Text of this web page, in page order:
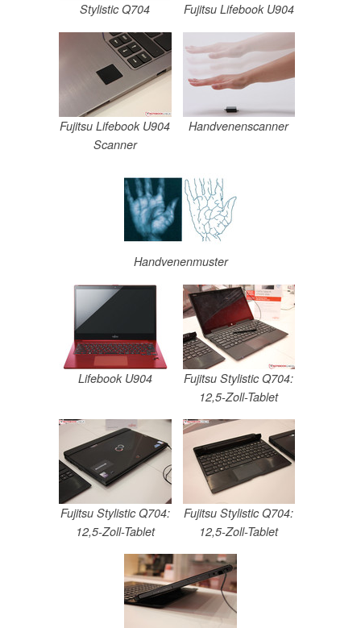
Stylistic Q704 Fujitsu Lifebook U904
Fujitsu Lifebook U904
Scanner
Handvenenscanner
Handvenenmuster
Lifebook U904
Fujitsu Stylistic Q704:
12,5-Zoll-Tablet
Fujitsu Stylistic Q704:
12,5-Zoll-Tablet
Fujitsu Stylistic Q704:
12,5-Zoll-Tablet